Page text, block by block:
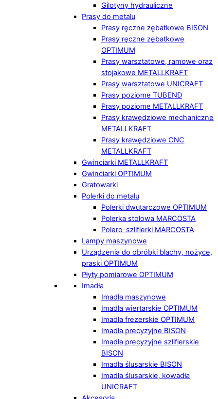
Gilotyny hydrauliczne
Prasy do metalu
Prasy ręczne zębatkowe BISON
Prasy ręczne zębatkowe
OPTIMUM
Prasy warsztatowe, ramowe oraz
stojakowe METALLKRAFT
Prasy warsztatowe UNICRAFT
Prasy poziome TUBEND
Prasy poziome METALLKRAFT
Prasy krawędziowe mechaniczne
METALLKRAFT
Prasy krawędziowe CNC
METALLKRAFT
Gwinciarki METALLKRAFT
Gwinciarki OPTIMUM
Gratowarki
Polerki do metalu
Polerki dwutarczowe OPTIMUM
Polerka stołowa MARCOSTA
Polero-szlifierki MARCOSTA
Lampy maszynowe
Urządzenia do obróbki blachy, nożyce,
praski OPTIMUM
Płyty pomiarowe OPTIMUM
Imadła
Imadła maszynowe
Imadła wiertarskie OPTIMUM
Imadła frezerskie OPTIMUM
Imadła precyzyjne BISON
Imadła precyzyjne szlifierskie
BISON
Imadła ślusarskie BISON
Imadła ślusarskie, kowadła
UNICRAFT